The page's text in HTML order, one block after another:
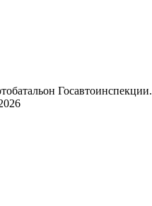
Госавтоинспекции.